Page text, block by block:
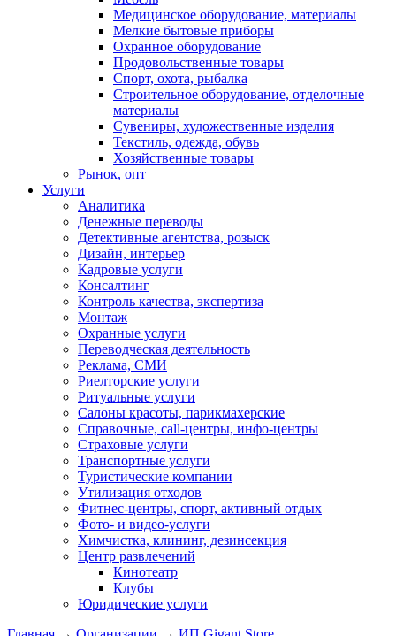
Медицинское оборудование, материалы
Мелкие бытовые приборы
Охранное оборудование
Продовольственные товары
Спорт, охота, рыбалка
Строительное оборудование, отделочные
материалы
Сувениры, художественные изделия
Текстиль, одежда, обувь
Хозяйственные товары
Рынок, опт
Услуги
Аналитика
Денежные переводы
Детективные агентства, розыск
Дизайн, интерьер
Кадровые услуги
Консалтинг
Контроль качества, экспертиза
Монтаж
Охранные услуги
Переводческая деятельность
Реклама, СМИ
Риелторские услуги
Ритуальные услуги
Салоны красоты, парикмахерские
Справочные, call-центры, инфо-центры
Страховые услуги
Транспортные услуги
Туристические компании
Утилизация отходов
Фитнес-центры, спорт, активный отдых
Фото- и видео-услуги
Химчистка, клининг, дезинсекция
Центр развлечений
Кинотеатр
Клубы
Юридические услуги